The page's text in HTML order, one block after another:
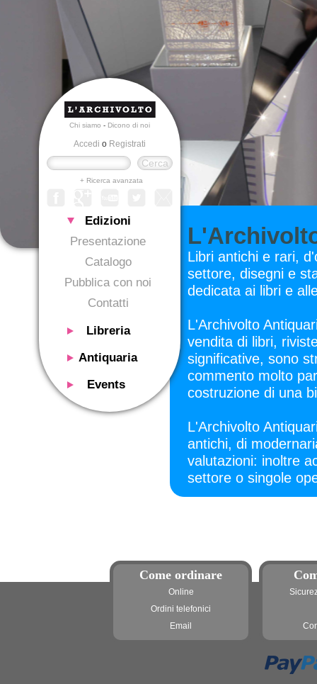
Chi siamo - Dicono di noi
Accedi o Registrati
+ Ricerca avanzata
Edizioni
Presentazione
Catalogo
Pubblica con noi
Contatti
Libreria
Presentazione
Servizi
Riviste
Antiquaria
Presentazione
Si acquistano
Events
Presentazione
Libri antichi e rari,
settore, disegni e
dedicata ai libri e
L'Archivolto
vendita di libri,
significative, sono
commento molto
costruzione di una
L'Archivolto
antichi, di
valutazioni: inoltre
settore o singole
Come ordinare
Online
Ordini telefonici
Email